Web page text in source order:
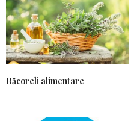
Răcoreli alimentare